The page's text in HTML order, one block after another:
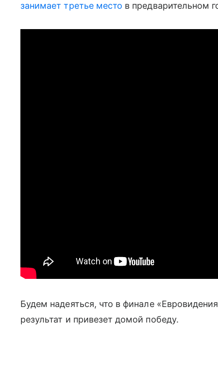
занимает третье место в предварительном
Будем надеяться, что в финале
результат и привезет домой победу.